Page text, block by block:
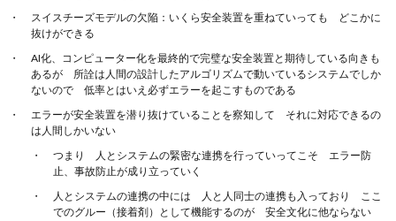
スイスチーズモデルの欠陥：いくら安全装置を重ねていっても どこかに
抜けができる
AI化、コンピューター化を最終的で完璧な安全装置と期待している向きも
あるが 所詮は人間の設計したアルゴリズムで動いているシステムでしか
ないので 低率とはいえ必ずエラーを起こすものである
エラーが安全装置を潜り抜けていることを察知して それに対応できるの
は人間しかいない
つまり 人とシステムの緊密な連携を行っていってこそ エラー防
止、事故防止が成り立っていく
人とシステムの連携の中には 人と人同士の連携も入っており ここ
でのグルー（接着剤）として機能するのが 安全文化に他ならない